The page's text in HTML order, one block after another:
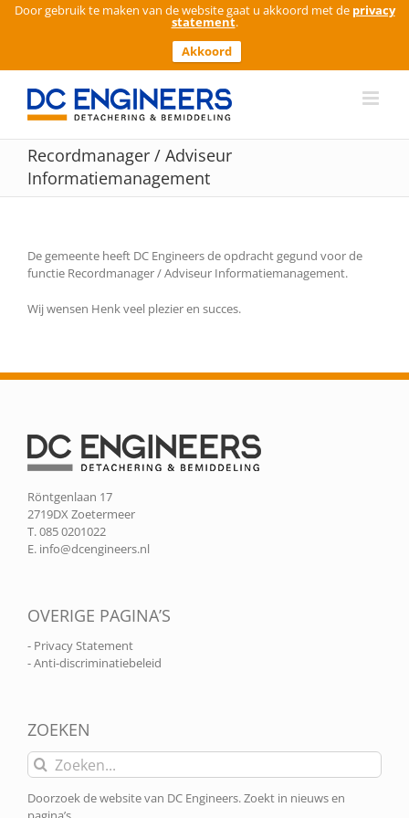
Door gebruik te maken van de website gaat u akkoord met de privacy
statement.
Akkoord
Ga
inhoud
Recordmanager / Adviseur
Informatiemanagement
De gemeente heeft DC Engineers de opdracht gegund voor de
functie Recordmanager / Adviseur Informatiemanagement.
Wij wensen Henk veel plezier en succes.
Röntgenlaan 17
2719DX Zoetermeer
T. 085 0201022
E. info@dcengineers.nl
OVERIGE PAGINA’S
- Privacy Statement
- Anti-discriminatiebeleid
ZOEKEN
Zoeken
naar:
Doorzoek de website van DC Engineers. Zoekt in nieuws en